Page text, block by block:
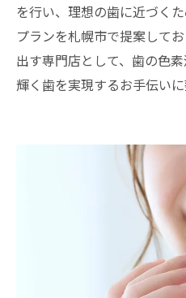
を行い、理想の歯に近づく
プランを札幌市で提案して
出す専門店として、歯の色
輝く歯を実現するお手伝いに